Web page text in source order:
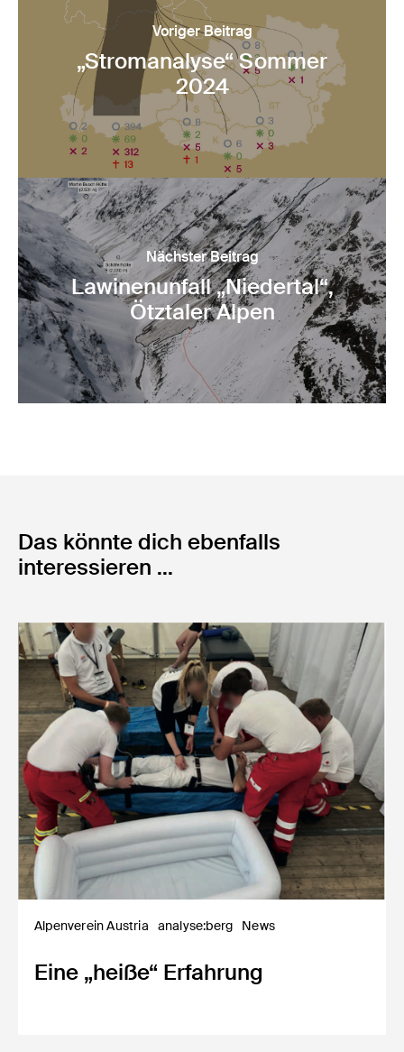
Voriger Beitrag
„Stromanalyse“ Sommer
2024
Nächster Beitrag
Lawinenunfall „Niedertal“,
Ötztaler Alpen
Das könnte dich ebenfalls
interessieren ...
Alpenverein Austria analyse:berg News
Eine „heiße“ Erfahrung